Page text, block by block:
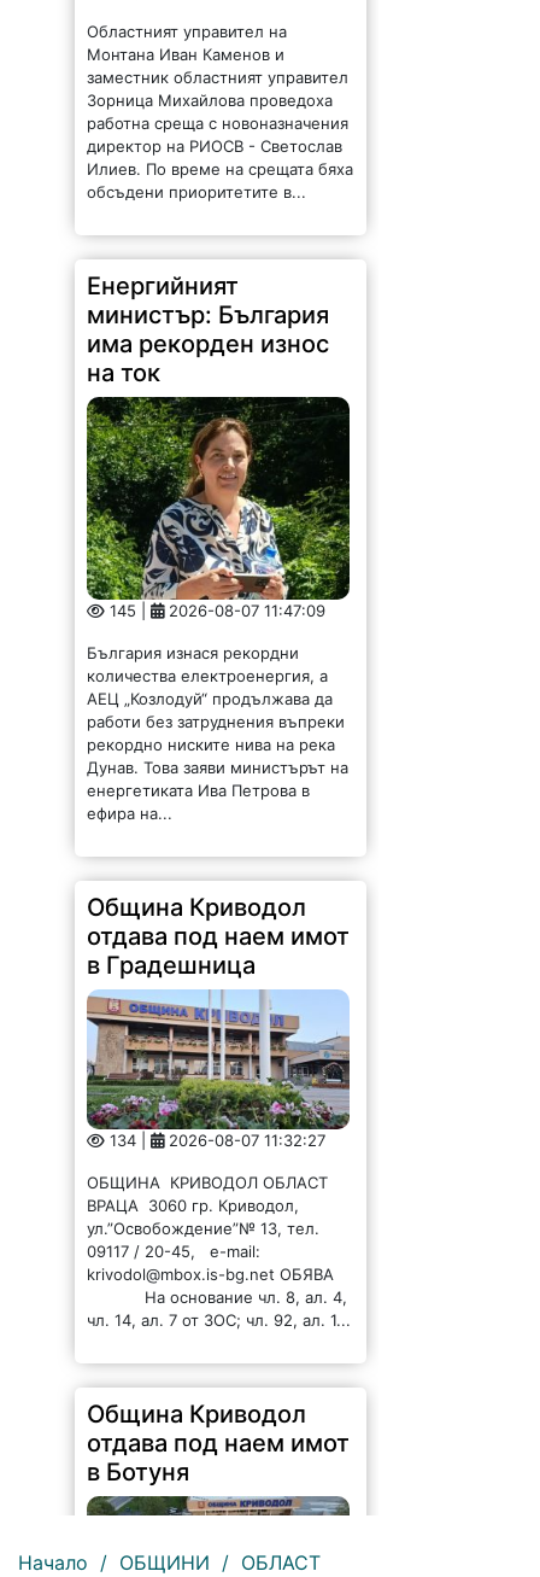
Областният управител на
Монтана Иван Каменов и
заместник областният управител
Зорница Михайлова проведоха
работна среща с новоназначения
директор на РИОСВ - Светослав
Илиев. По време на срещата бяха
обсъдени приоритетите в...
Енергийният
министър: България
има рекорден износ
на ток
145 | 2026-08-07 11:47:09
България изнася рекордни
количества електроенергия, а
АЕЦ „Козлодуй“ продължава да
работи без затруднения въпреки
рекордно ниските нива на река
Дунав. Това заяви министърът на
енергетиката Ива Петрова в
ефира на...
Община Криводол
отдава под наем имот
в Градешница
134 | 2026-08-07 11:32:27
ОБЩИНА КРИВОДОЛ ОБЛАСТ
ВРАЦА 3060 гр. Криводол,
ул.”Освобождение”№ 13, тел.
09117 / 20-45, e-mail:
krivodol@mbox.is-bg.net ОБЯВА
На основание чл. 8, ал. 4,
чл. 14, ал. 7 от ЗОС; чл. 92, ал. 1...
Община Криводол
отдава под наем имот
в Ботуня
Начало / ОБЩИНИ / ОБЛАСТ